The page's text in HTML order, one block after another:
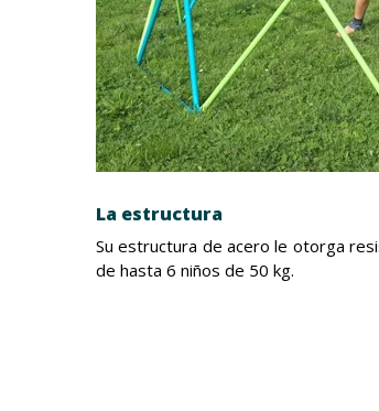
La estructura
Su estructura de acero le otorga
de hasta 6 niños de 50 kg.